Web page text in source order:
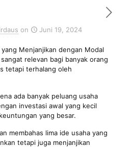
on Juni 19, 2024
Menjanjikan dengan Modal
relevan bagi banyak orang
tetapi terhalang oleh
ada banyak peluang usaha
investasi awal yang kecil
yang besar.
membahas lima ide usaha yang
tetapi juga menjanjikan